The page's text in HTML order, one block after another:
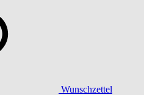
Wunschzettel